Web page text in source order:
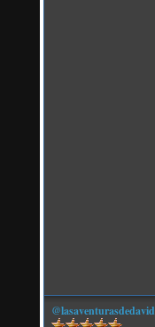
@lasaventurasdedavid